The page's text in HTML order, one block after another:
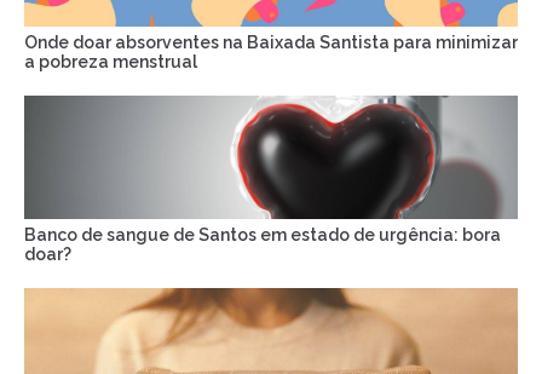
Onde doar absorventes na Baixada Santista para minimizar
a pobreza menstrual
Banco de sangue de Santos em estado de urgência: bora
doar?